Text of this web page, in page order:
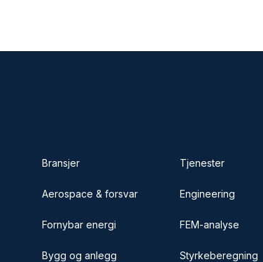
Bransjer
Aerospace & forsvar
Fornybar energi
Bygg og anlegg
Tjenester
Engineering
FEM-analyse
Styrkeberegning